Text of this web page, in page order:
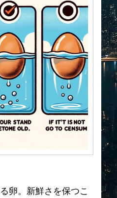
卵。新鮮さを保つこ